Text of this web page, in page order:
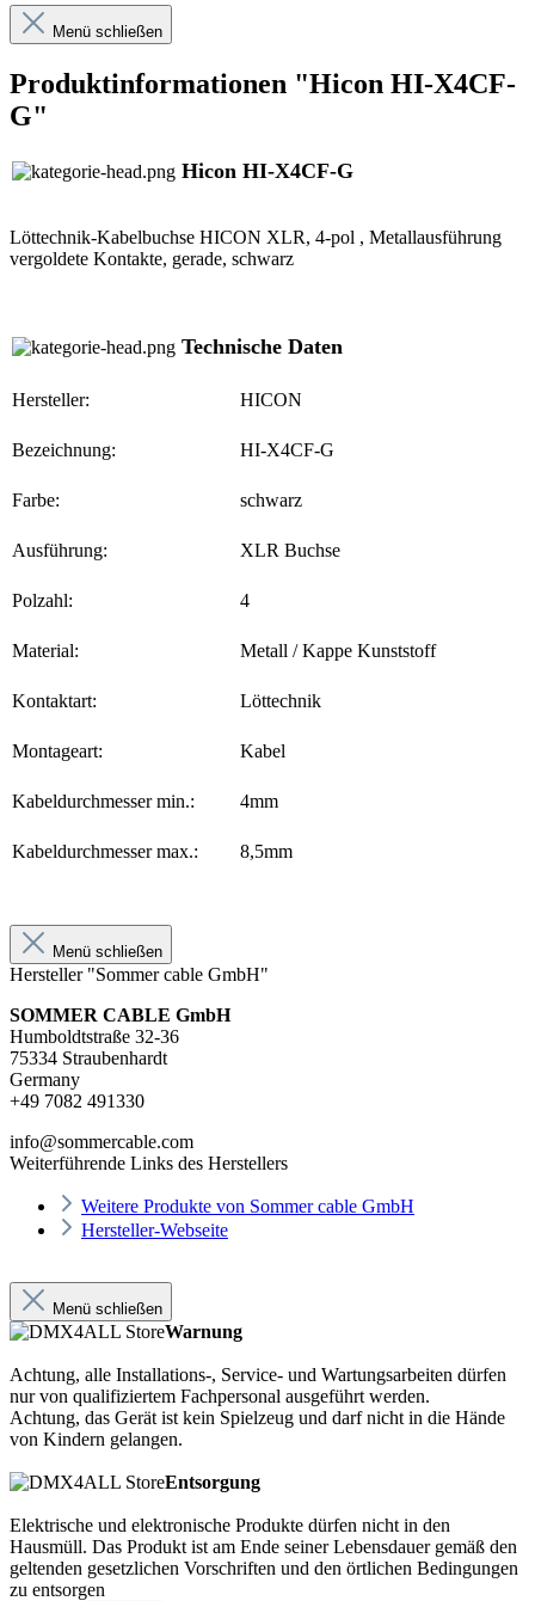
Menü schließen
Produktinformationen "Hicon HI-X4CF-
G"
Hicon HI-X4CF-G
Löttechnik-Kabelbuchse HICON XLR, 4-pol , Metallausführung
vergoldete Kontakte, gerade, schwarz
Technische Daten
Hersteller: HICON
Bezeichnung: HI-X4CF-G
Farbe: schwarz
Ausführung: XLR Buchse
Polzahl: 4
Material: Metall / Kappe Kunststoff
Kontaktart: Löttechnik
Montageart: Kabel
Kabeldurchmesser min.: 4mm
Kabeldurchmesser max.: 8,5mm
Menü schließen
Hersteller "Sommer cable GmbH"
SOMMER CABLE GmbH
Humboldtstraße 32-36
75334 Straubenhardt
Germany
+49 7082 491330
info@sommercable.com
Weiterführende Links des Herstellers
Weitere Produkte von Sommer cable GmbH
Hersteller-Webseite
Menü schließen
Warnung
Achtung, alle Installations-, Service- und Wartungsarbeiten dürfen
nur von qualifiziertem Fachpersonal ausgeführt werden.
Achtung, das Gerät ist kein Spielzeug und darf nicht in die Hände
von Kindern gelangen.
Entsorgung
Elektrische und elektronische Produkte dürfen nicht in den
Hausmüll. Das Produkt ist am Ende seiner Lebensdauer gemäß den
geltenden gesetzlichen Vorschriften und den örtlichen Bedingungen
zu entsorgen